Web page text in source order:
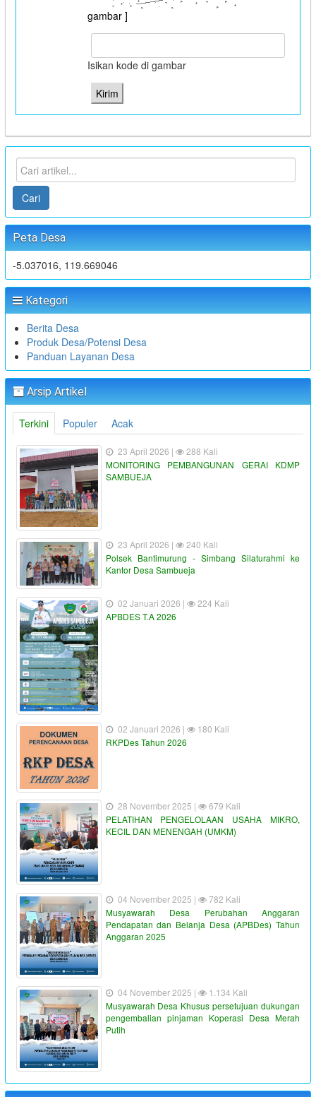
gambar ]
Isikan kode di gambar
Cari
Peta Desa
-5.037016, 119.669046
Kategori
Berita Desa
Produk Desa/Potensi Desa
Panduan Layanan Desa
Arsip Artikel
Terkini Populer Acak
23 April 2026 |
288 Kali
MONITORING PEMBANGUNAN GERAI KDMP
SAMBUEJA
23 April 2026 |
240 Kali
Polsek Bantimurung - Simbang Silaturahmi ke
Kantor Desa Sambueja
02 Januari 2026 |
224 Kali
APBDES T.A 2026
02 Januari 2026 |
180 Kali
RKPDes Tahun 2026
28 November 2025 |
679 Kali
PELATIHAN PENGELOLAAN USAHA MIKRO,
KECIL DAN MENENGAH (UMKM)
04 November 2025 |
782 Kali
Musyawarah Desa Perubahan Anggaran
Pendapatan dan Belanja Desa (APBDes) Tahun
Anggaran 2025
04 November 2025 |
1.134 Kali
Musyawarah Desa Khusus persetujuan dukungan
pengembalian pinjaman Koperasi Desa Merah
Putih
"PENYALURAN BLT-DD TAHUN ANGGARAN 2023"
Waktu
Lokasi : Kantor Desa Sambueja